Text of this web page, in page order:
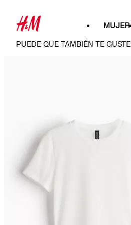
MUJER
PUEDE QUE TAMBIÉN TE GUSTE